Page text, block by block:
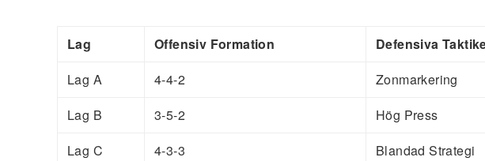
Lag Offensiv Formation Defensiva
Lag A
4-4-2 Zonmarkering
Lag B
3-5-2 Hög Press
Lag C
4-3-3 Blandad Strategi